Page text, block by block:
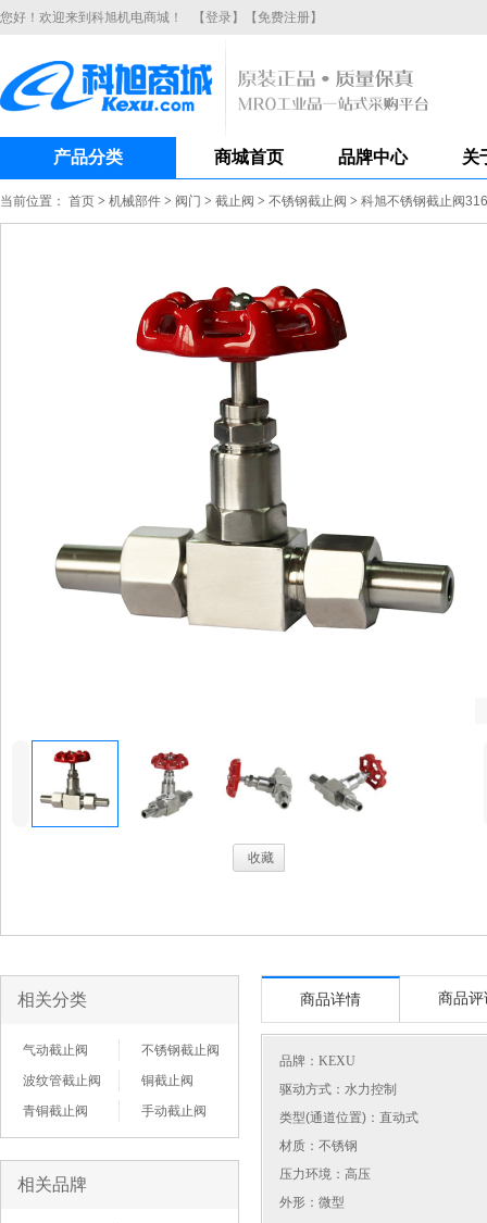
您好！欢迎来到科旭机电商城！ 【登录】 【免费注册】
产品分类 商城首页 品牌中心 关
当前位置： 首页 > 机械部件 > 阀门 > 截止阀 > 不锈钢截止阀 > 科旭不锈钢截止阀
. 收藏
相关分类
气动截止阀
不锈钢截止阀
波纹管截止阀
铜截止阀
青铜截止阀
手动截止阀
相关品牌
商品详情 商品评
品牌： KEXU
驱动方式：水力控制
类型(通道位置)：直动式
材质：不锈钢
压力环境：高压
外形：微型